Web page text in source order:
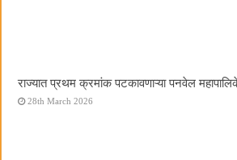
राज्यात प्रथम क्रमांक पटकावणाऱ्या पनवेल
28th March 2026